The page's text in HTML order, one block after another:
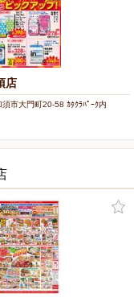
店
市大門町20-58 ｶﾀｸﾗﾊﾟｰｸ内